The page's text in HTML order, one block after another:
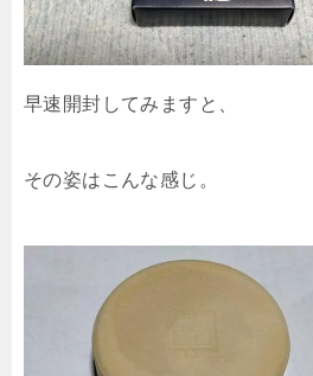
早速開封してみますと、
その姿はこんな感じ。